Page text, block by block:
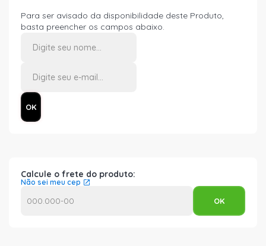
Para ser avisado da disponibilidade deste Produto,
basta preencher os campos abaixo.
Calcule o frete do produto:
Não sei meu cep